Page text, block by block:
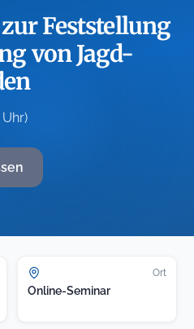
Feststellung
von Jagd-
Ort
Online-Seminar